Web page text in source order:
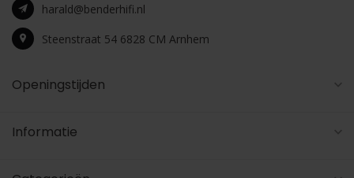
harald@benderhifi.nl
Steenstraat 54 6828 CM Arnhem
Openingstijden
Informatie